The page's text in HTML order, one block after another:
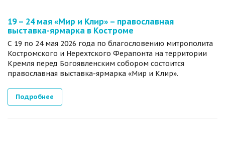
19 – 24 мая «Мир и Клир» – православная
выставка-ярмарка в Костроме
С 19 по 24 мая 2026 года по благословению митрополита
Костромского и Нерехтского Ферапонта на территории
Кремля перед Богоявленским собором состоится
православная выставка-ярмарка «Мир и Клир».
Подробнее